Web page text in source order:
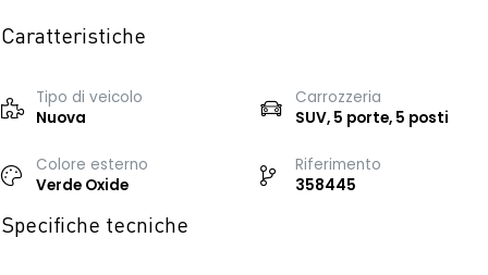
Caratteristiche
Tipo di veicolo
Nuova
Carrozzeria
SUV, 5 porte, 5 posti
Colore esterno
Verde Oxide
Riferimento
358445
Specifiche tecniche